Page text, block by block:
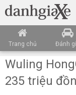
Trang chủ Đánh
Wuling
235 triệu